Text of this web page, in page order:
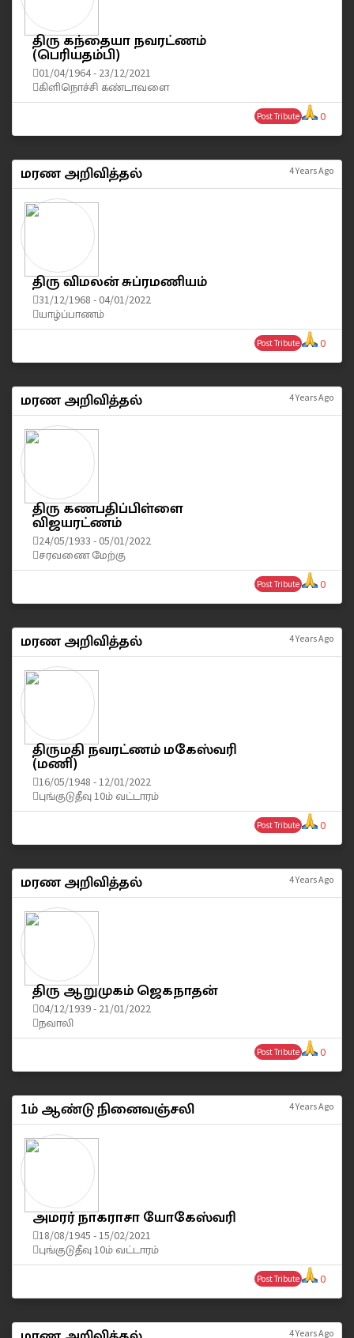
திரு கந்தையா நவரட்ணம்
(பெரியதம்பி)
01/04/1964 - 23/12/2021
கிளிநொச்சி கண்டாவளை
0
Post Tribute
மரண அறிவித்தல் 4 Years Ago
திரு விமலன் சுப்ரமணியம்
31/12/1968 - 04/01/2022
யாழ்ப்பாணம்
0
Post Tribute
மரண அறிவித்தல் 4 Years Ago
திரு கணபதிப்பிள்ளை
விஜயரட்ணம்
24/05/1933 - 05/01/2022
சரவணை மேற்கு
0
Post Tribute
மரண அறிவித்தல் 4 Years Ago
திருமதி நவரட்ணம் மகேஸ்வரி
(மணி)
16/05/1948 - 12/01/2022
புங்குடுதீவு 10ம் வட்டாரம்
0
Post Tribute
மரண அறிவித்தல் 4 Years Ago
திரு ஆறுமுகம் ஜெகநாதன்
04/12/1939 - 21/01/2022
நவாலி
0
Post Tribute
1ம் ஆண்டு நினைவஞ்சலி 4 Years Ago
அமரர் நாகராசா யோகேஸ்வரி
18/08/1945 - 15/02/2021
புங்குடுதீவு 10ம் வட்டாரம்
0
Post Tribute
4 Years Ago